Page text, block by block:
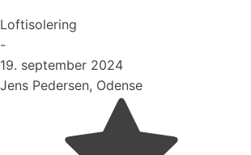
Loftisolering
-
19. september 2024
Jens Pedersen, Odense